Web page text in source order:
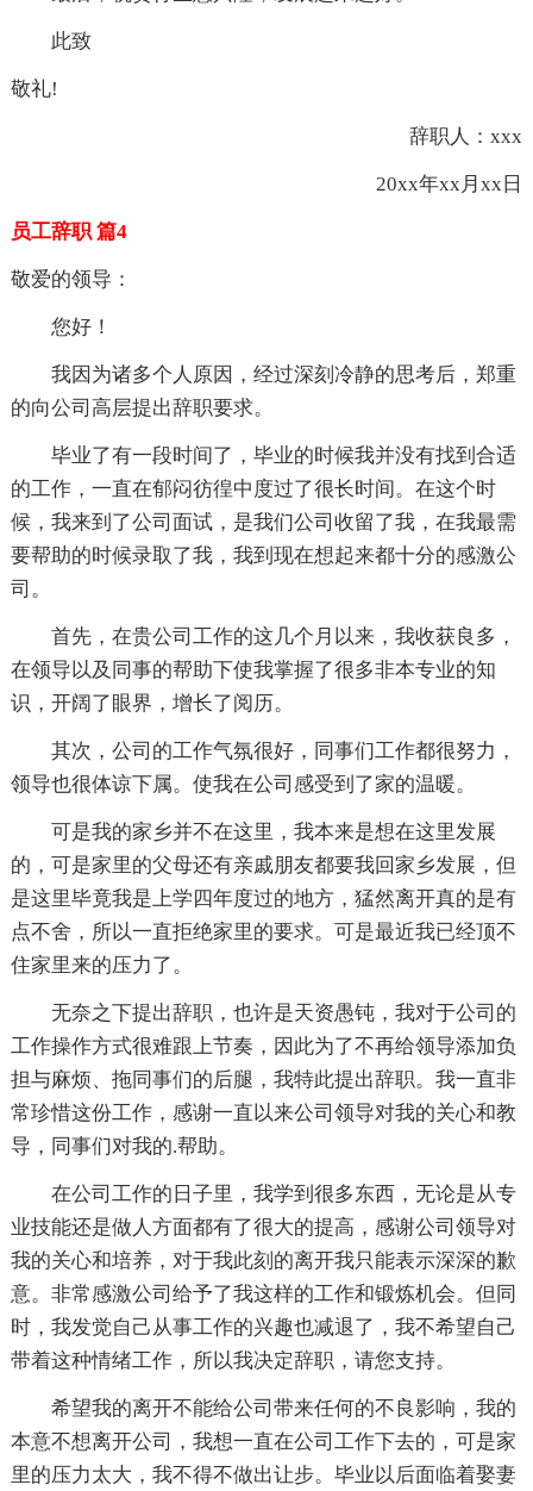
此致
敬礼!
辞职人：xxx
20xx年xx月xx日
员工辞职 篇4
敬爱的领导：
您好！
我因为诸多个人原因，经过深刻冷静的思考后，郑重
的向公司高层提出辞职要求。
毕业了有一段时间了，毕业的时候我并没有找到合适
的工作，一直在郁闷彷徨中度过了很长时间。在这个时
候，我来到了公司面试，是我们公司收留了我，在我最需
要帮助的时候录取了我，我到现在想起来都十分的感激公
司。
首先，在贵公司工作的这几个月以来，我收获良多，
在领导以及同事的帮助下使我掌握了很多非本专业的知
识，开阔了眼界，增长了阅历。
其次，公司的工作气氛很好，同事们工作都很努力，
领导也很体谅下属。使我在公司感受到了家的温暖。
可是我的家乡并不在这里，我本来是想在这里发展
的，可是家里的父母还有亲戚朋友都要我回家乡发展，但
是这里毕竟我是上学四年度过的地方，猛然离开真的是有
点不舍，所以一直拒绝家里的要求。可是最近我已经顶不
住家里来的压力了。
无奈之下提出辞职，也许是天资愚钝，我对于公司的
工作操作方式很难跟上节奏，因此为了不再给领导添加负
担与麻烦、拖同事们的后腿，我特此提出辞职。我一直非
常珍惜这份工作，感谢一直以来公司领导对我的关心和教
导，同事们对我的.帮助。
在公司工作的日子里，我学到很多东西，无论是从专
业技能还是做人方面都有了很大的提高，感谢公司领导对
我的关心和培养，对于我此刻的离开我只能表示深深的歉
意。非常感激公司给予了我这样的工作和锻炼机会。但同
时，我发觉自己从事工作的兴趣也减退了，我不希望自己
带着这种情绪工作，所以我决定辞职，请您支持。
希望我的离开不能给公司带来任何的不良影响，我的
本意不想离开公司，我想一直在公司工作下去的，可是家
里的压力太大，我不得不做出让步。毕业以后面临着娶妻